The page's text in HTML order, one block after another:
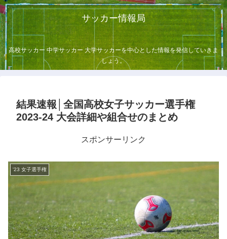
サッカー情報局
高校サッカー 中学サッカー 大学サッカーを中心とした情報を発信していきま
しょう。
結果速報│全国高校女子サッカー選手権
2023-24 大会詳細や組合せのまとめ
スポンサーリンク
'23 女子選手権